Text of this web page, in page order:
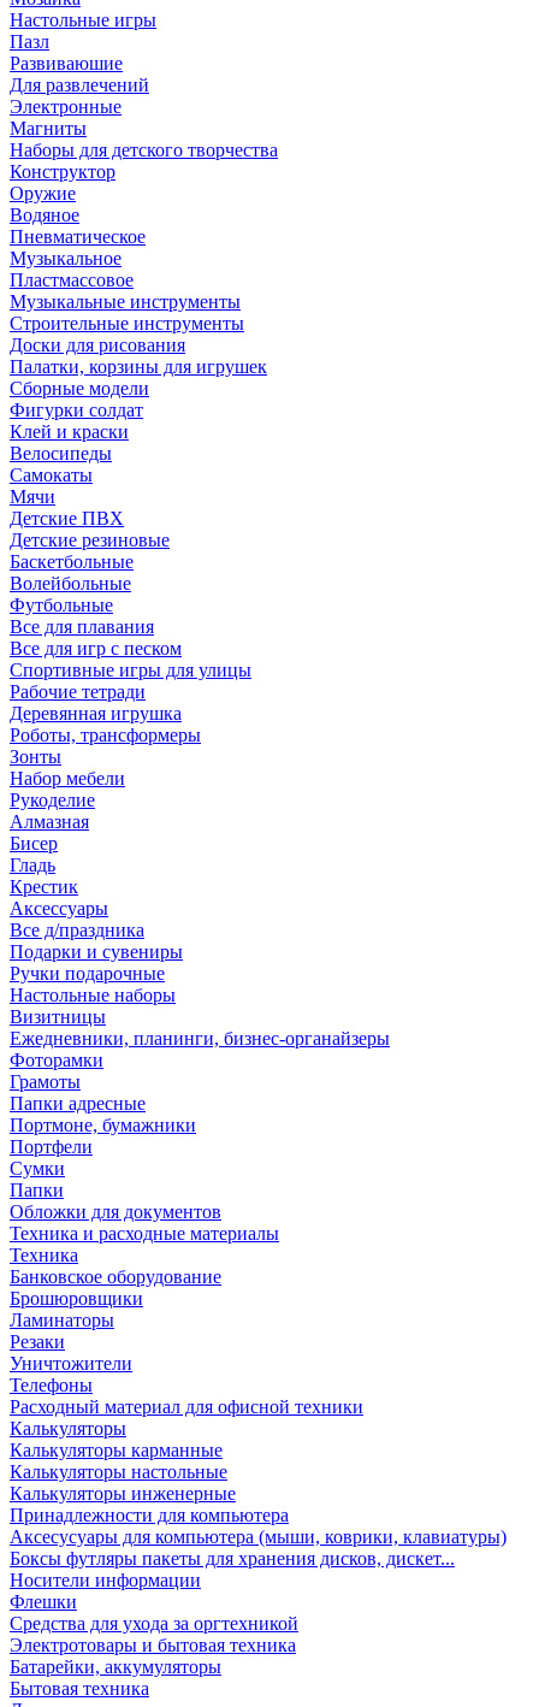
Настольные игры
Пазл
Развиваюшие
Для развлечений
Электронные
Магниты
Наборы для детского творчества
Конструктор
Оружие
Водяное
Пневматическое
Музыкальное
Пластмассовое
Музыкальные инструменты
Строительные инструменты
Доски для рисования
Палатки, корзины для игрушек
Сборные модели
Фигурки солдат
Клей и краски
Велосипеды
Самокаты
Мячи
Детские ПВХ
Детские резиновые
Баскетбольные
Волейбольные
Футбольные
Все для плавания
Все для игр с песком
Спортивные игры для улицы
Рабочие тетради
Деревянная игрушка
Роботы, трансформеры
Зонты
Набор мебели
Рукоделие
Алмазная
Бисер
Гладь
Крестик
Аксессуары
Все д/праздника
Подарки и сувениры
Ручки подарочные
Настольные наборы
Визитницы
Ежедневники, планинги, бизнес-органайзеры
Фоторамки
Грамоты
Папки адресные
Портмоне, бумажники
Портфели
Сумки
Папки
Обложки для документов
Техника и расходные материалы
Техника
Банковское оборудование
Брошюровщики
Ламинаторы
Резаки
Уничтожители
Телефоны
Расходный материал для офисной техники
Калькуляторы
Калькуляторы карманные
Калькуляторы настольные
Калькуляторы инженерные
Принадлежности для компьютера
Аксесусуары для компьютера (мыши, коврики, клавиатуры)
Боксы футляры пакеты для хранения дисков, дискет...
Носители информации
Флешки
Средства для ухода за оргтехникой
Электротовары и бытовая техника
Батарейки, аккумуляторы
Бытовая техника